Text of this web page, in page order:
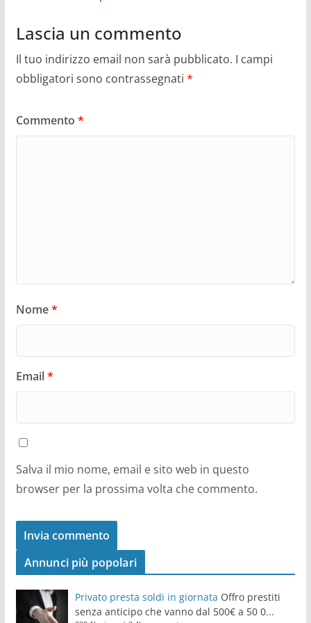
Lascia un commento
Il tuo indirizzo email non sarà pubblicato. I campi
obbligatori sono contrassegnati *
Commento *
Nome*
Email*
Salva il mio nome, email e sito web in questo
browser per la prossima volta che commento.
Annunci più popolari
Privato presta soldi in giornata Offro prestiti
senza anticipo che vanno dal 500€ a 50 0...